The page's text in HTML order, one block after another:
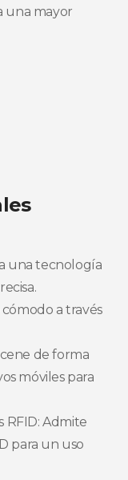
una mayor
una tecnología
a través
de forma
móviles para
RFID: Admite
para un uso